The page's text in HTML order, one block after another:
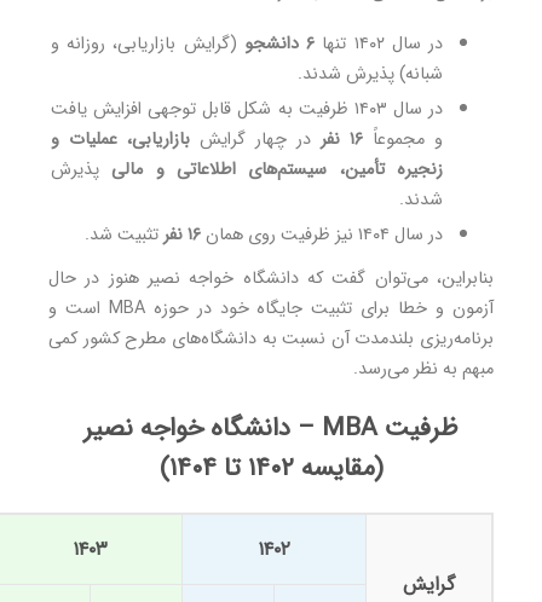
در سال ۱۴۰۲ تنها
۶ دانشجو
(گرایش بازاریابی، روزانه و
شبانه) پذیرش شدند.
در سال ۱۴۰۳ ظرفیت به شکل قابل توجهی افزایش یافت
و مجموعاً ۱۶ نفر در چهار گرایش بازاریابی، عملیات و
زنجیره تأمین، سیستم‌های اطلاعاتی و مالیپذیرش
شدند.
در سال ۱۴۰۴ نیز ظرفیت روی همان
۱۶ نفر
تثبیت شد.
بنابراین، می‌توان گفت که دانشگاه خواجه نصیر هنوز در حال
آزمون و خطا برای تثبیت جایگاه خود در حوزه MBA است و
برنامه‌ریزی بلندمدت آن نسبت به دانشگاه‌های مطرح کشور کمی
مبهم به نظر می‌رسد.
ظرفیت MBA – دانشگاه خواجه نصیر
(مقایسه ۱۴۰۲ تا ۱۴۰۴)
گرایش
۱۴۰۲ ۱۴۰۳